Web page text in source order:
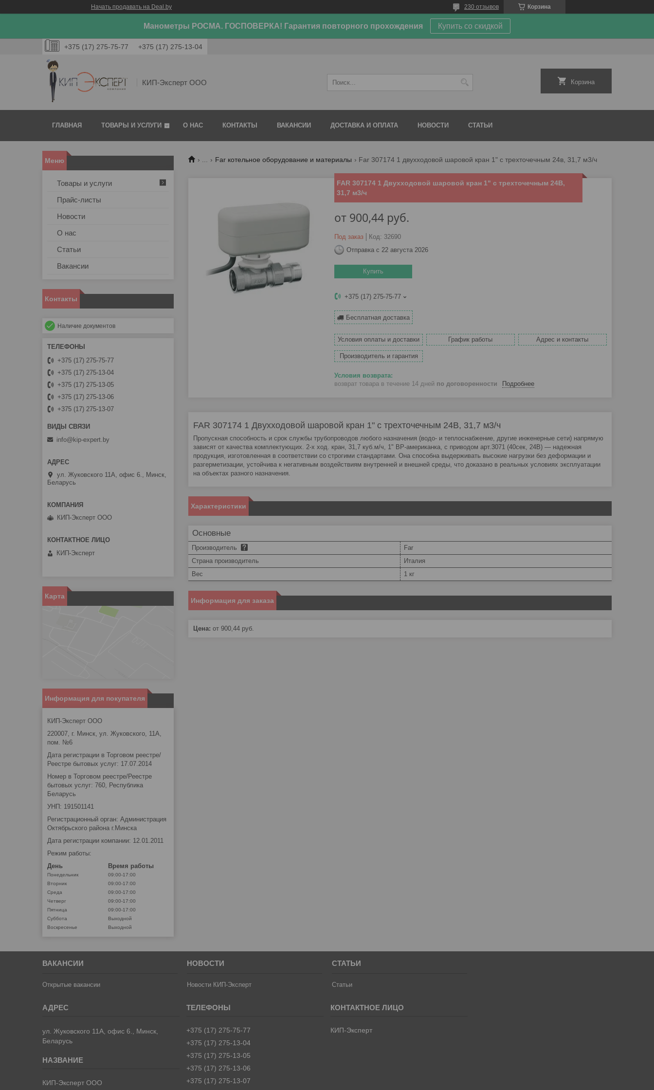
Начать продавать на Deal.by Корзина
230 отзывов
Манометры РОСМА. ГОСПОВЕРКА! Гарантия повторного прохождения Купить со скидкой
+375 (17) 275-75-77 +375 (17) 275-13-04
КИП-Эксперт ООО Корзина
ГЛАВНАЯ ТОВАРЫ И УСЛУГИ О НАС КОНТАКТЫ ВАКАНСИИ ДОСТАВКА И ОПЛАТА НОВОСТИ СТАТЬИ
... Far котельное оборудование и материалы Far 307174 1 двухходовой шаровой кран 1" с трехточечным 24в, 31,7 м3/ч
FAR 307174 1 Двухходовой шаровой кран 1" с трехточечным 24В,
31,7 м3/ч
от 900,44 руб.
Под заказ Код: 32690
Отправка с 22 августа 2026
Купить
+375 (17) 275-75-77
Бесплатная доставка
Условия оплаты и доставки График работы Адрес и контакты
Производитель и гарантия
возврат товара в течение 14 дней по договоренности Подробнее
FAR 307174 1 Двухходовой шаровой кран 1" с трехточечным 24В, 31,7 м3/ч
Пропускная способность и срок службы трубопроводов любого назначения (водо- и теплоснабжение, другие инженерные сети) напрямую
зависят от качества комплектующих. 2-х ход. кран, 31,7 куб.м/ч, 1" ВР-американка, с приводом арт.3071 (40сек, 24В) — надежная
продукция, изготовленная в соответствии со строгими стандартами. Она способна выдерживать высокие нагрузки без деформации и
разгерметизации, устойчива к негативным воздействиям внутренней и внешней среды, что доказано в реальных условиях эксплуатации
на объектах разного назначения.
Характеристики
Основные
Производитель
Far
Страна производитель
Италия
Вес
1 кг
Информация для заказа
Цена: от 900,44 руб.
Товары и услуги
Прайс-листы
Новости
О нас
Статьи
Вакансии
Контакты
Наличие документов
+375 (17) 275-75-77
+375 (17) 275-13-04
+375 (17) 275-13-05
+375 (17) 275-13-06
+375 (17) 275-13-07
info@kip-expert.by
ул. Жуковского 11А, офис 6., Минск,
Беларусь
КИП-Эксперт ООО
КИП-Эксперт
Карта
Информация для покупателя
КИП-Эксперт ООО
220007, г. Минск, ул. Жуковского, 11А,
пом. №6
Дата регистрации в Торговом реестре/
Реестре бытовых услуг: 17.07.2014
Номер в Торговом реестре/Реестре
бытовых услуг: 760, Республика
Беларусь
УНП: 191501141
Регистрационный орган: Администрация
Октябрьского района г.Минска
Дата регистрации компании: 12.01.2011
Режим работы:
День
Время работы
Понедельник
09:00-17:00
Вторник
09:00-17:00
Среда
09:00-17:00
Четверг
09:00-17:00
Пятница
09:00-17:00
Суббота
Выходной
Воскресенье
Выходной
ВАКАНСИИ
Открытые вакансии
НОВОСТИ
Новости КИП-Эксперт
СТАТЬИ
Статьи
ул. Жуковского 11А, офис 6., Минск,
Беларусь
КИП-Эксперт ООО
+375 (17) 275-75-77
+375 (17) 275-13-04
+375 (17) 275-13-05
+375 (17) 275-13-06
+375 (17) 275-13-07
КИП-Эксперт